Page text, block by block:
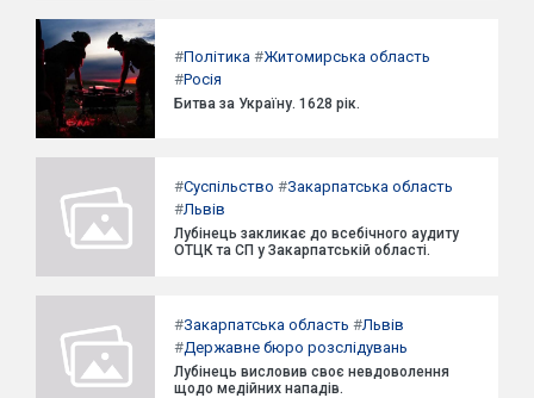
#Політика #Житомирська область
#Росія
Битва за Україну. 1628 рік.
#Суспільство #Закарпатська область
#Львів
Лубінець закликає до всебічного аудиту
ОТЦК та СП у Закарпатській області.
#Закарпатська область #Львів
#Державне бюро розслідувань
Лубінець висловив своє невдоволення
щодо медійних нападів.